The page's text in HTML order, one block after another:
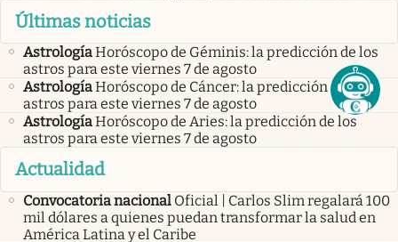
Últimas noticias
AstrologíaHoróscopo de Géminis: la predicción de los
astros para este viernes 7 de agosto
AstrologíaHoróscopo de Cáncer: la predicción de los
astros para este viernes 7 de agosto
AstrologíaHoróscopo de Aries: la predicción de los
astros para este viernes 7 de agosto
Actualidad
Convocatoria nacional Oficial | Carlos Slim regalará 100
mil dólares a quienes puedan transformar la salud en
América Latina y el Caribe